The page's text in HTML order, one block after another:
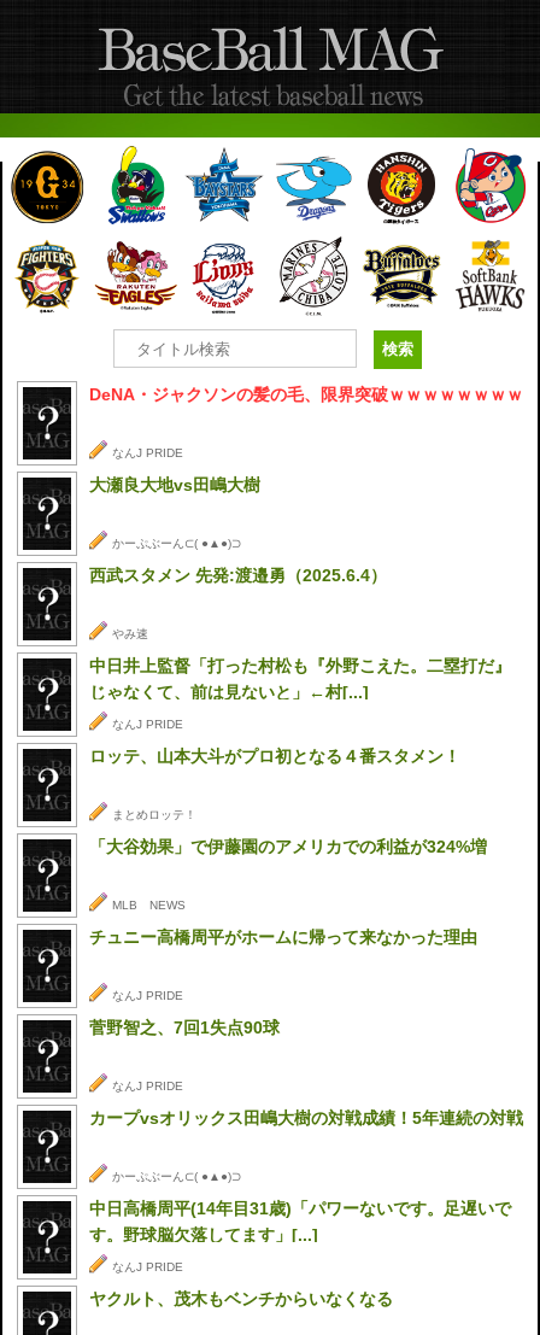
DeNA・ジャクソンの髪の毛、限界突破ｗｗｗｗｗｗｗｗ
なんJ PRIDE
大瀬良大地vs田嶋大樹
かーぷぶーん⊂( ●▲●)⊃
西武スタメン 先発:渡邉勇（2025.6.4）
やみ速
中日井上監督「打った村松も『外野こえた。二塁打だ』
じゃなくて、前は見ないと」←村[...]
なんJ PRIDE
ロッテ、山本大斗がプロ初となる４番スタメン！
まとめロッテ！
「大谷効果」で伊藤園のアメリカでの利益が324%増
MLB NEWS
チュニー高橋周平がホームに帰って来なかった理由
なんJ PRIDE
菅野智之、7回1失点90球
なんJ PRIDE
カープvsオリックス田嶋大樹の対戦成績！5年連続の対戦
かーぷぶーん⊂( ●▲●)⊃
中日高橋周平(14年目31歳)「パワーないです。足遅いで
す。野球脳欠落してます」[...]
なんJ PRIDE
ヤクルト、茂木もベンチからいなくなる